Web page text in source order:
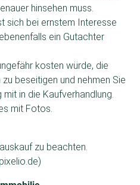
hinsehen muss.
sich bei ernstem Interesse
ein Gutachter
kosten würde, die
beseitigen und nehmen Sie
in die Kaufverhandlung.
mit Fotos.
zu beachten.